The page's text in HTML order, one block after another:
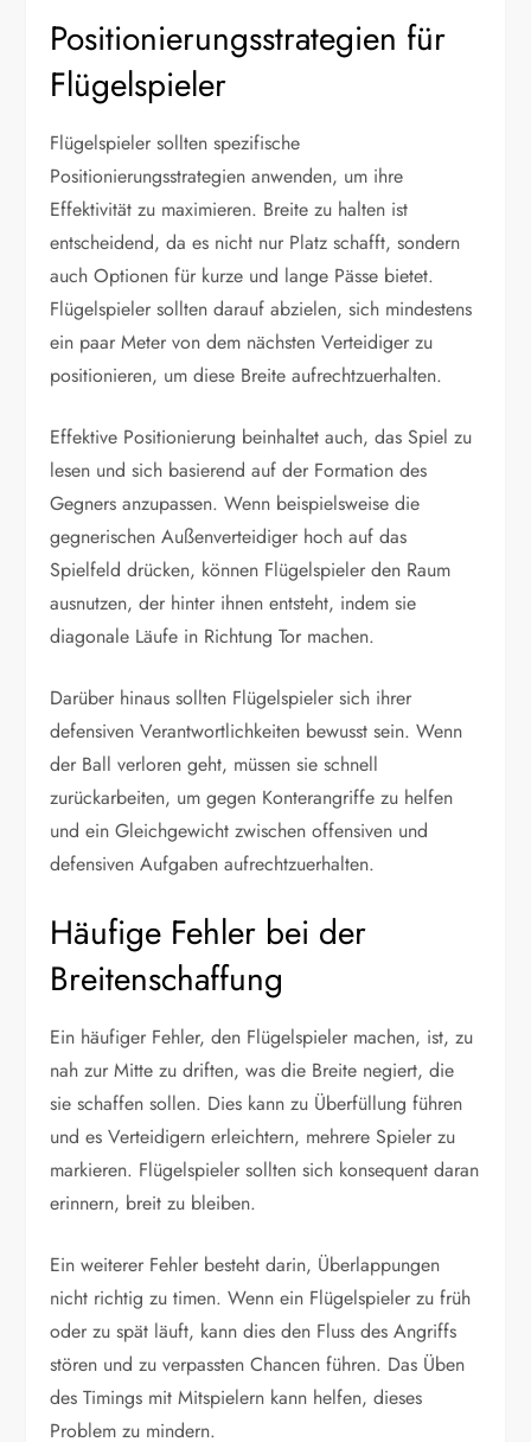
Positionierungsstrategien für
Flügelspieler
Flügelspieler sollten spezifische
Positionierungsstrategien anwenden, um ihre
Effektivität zu maximieren. Breite zu halten ist
entscheidend, da es nicht nur Platz schafft, sondern
auch Optionen für kurze und lange Pässe bietet.
Flügelspieler sollten darauf abzielen, sich mindestens
ein paar Meter von dem nächsten Verteidiger zu
positionieren, um diese Breite aufrechtzuerhalten.
Effektive Positionierung beinhaltet auch, das Spiel zu
lesen und sich basierend auf der Formation des
Gegners anzupassen. Wenn beispielsweise die
gegnerischen Außenverteidiger hoch auf das
Spielfeld drücken, können Flügelspieler den Raum
ausnutzen, der hinter ihnen entsteht, indem sie
diagonale Läufe in Richtung Tor machen.
Darüber hinaus sollten Flügelspieler sich ihrer
defensiven Verantwortlichkeiten bewusst sein. Wenn
der Ball verloren geht, müssen sie schnell
zurückarbeiten, um gegen Konterangriffe zu helfen
und ein Gleichgewicht zwischen offensiven und
defensiven Aufgaben aufrechtzuerhalten.
Häufige Fehler bei der
Breitenschaffung
Ein häufiger Fehler, den Flügelspieler machen, ist, zu
nah zur Mitte zu driften, was die Breite negiert, die
sie schaffen sollen. Dies kann zu Überfüllung führen
und es Verteidigern erleichtern, mehrere Spieler zu
markieren. Flügelspieler sollten sich konsequent daran
erinnern, breit zu bleiben.
Ein weiterer Fehler besteht darin, Überlappungen
nicht richtig zu timen. Wenn ein Flügelspieler zu früh
oder zu spät läuft, kann dies den Fluss des Angriffs
stören und zu verpassten Chancen führen. Das Üben
des Timings mit Mitspielern kann helfen, dieses
Problem zu mindern.